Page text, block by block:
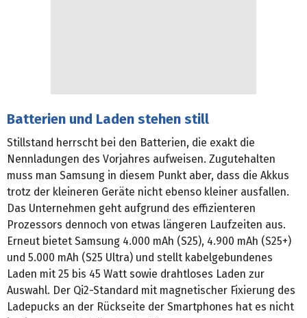
Batterien und Laden stehen still
Stillstand herrscht bei den Batterien, die exakt die
Nennladungen des Vorjahres aufweisen. Zugutehalten
muss man Samsung in diesem Punkt aber, dass die Akkus
trotz der kleineren Geräte nicht ebenso kleiner ausfallen.
Das Unternehmen geht aufgrund des effizienteren
Prozessors dennoch von etwas längeren Laufzeiten aus.
Erneut bietet Samsung 4.000 mAh (S25), 4.900 mAh (S25+)
und 5.000 mAh (S25 Ultra) und stellt kabelgebundenes
Laden mit 25 bis 45 Watt sowie drahtloses Laden zur
Auswahl. Der Qi2-Standard mit magnetischer Fixierung des
Ladepucks an der Rückseite der Smartphones hat es nicht